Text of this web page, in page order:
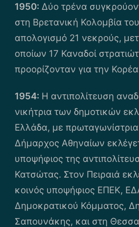
1950: Δύο τρένα
στη Βρετανική Κολομβία
απολογισμό 21 νεκρούς,
οποίων 17 Καναδοί
προορίζονταν για την
1954: Η αντιπολίτευση
νικήτρια των δημοτικών
Ελλάδα, με
Δήμαρχος Αθηναίων
υποψήφιος της
Κατσώτας. Στον Πειραιά
κοινός υποψήφιος ΕΠΕΚ,
Δημοκρατικού Κόμματος,
Σαπουνάκης, και στη